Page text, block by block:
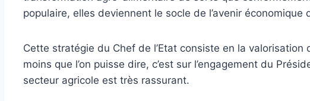
populaire, elles deviennent le socle de l’avenir économique
Cette stratégie du Chef de l’Etat consiste en la valorisation
moins que l’on puisse dire, c’est sur l’engagement du
secteur agricole est très rassurant.